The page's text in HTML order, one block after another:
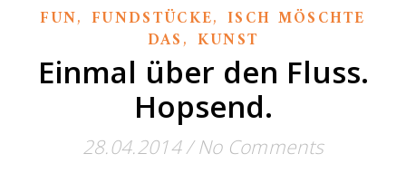
FUN,FUNDSTÜCKE,ISCH MÖSCHTE
DAS, KUNST
Einmal über den Fluss.
Hopsend.
28.04.2014/ No Comments